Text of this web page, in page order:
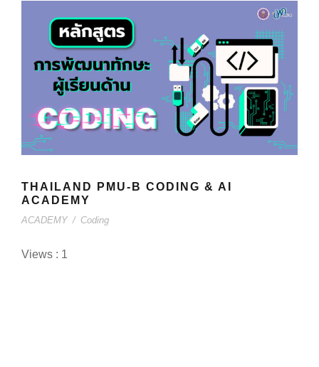
THAILAND PMU-B CODING & AI
ACADEMY
ACADEMY / Coding
Views : 1